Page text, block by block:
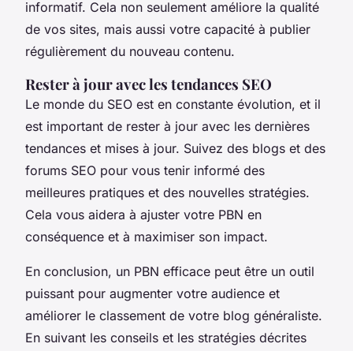
informatif. Cela non seulement améliore la qualité
de vos sites, mais aussi votre capacité à publier
régulièrement du nouveau contenu.
Rester à jour avec les tendances SEO
Le monde du SEO est en constante évolution, et il
est important de rester à jour avec les dernières
tendances et mises à jour. Suivez des blogs et des
forums SEO pour vous tenir informé des
meilleures pratiques et des nouvelles stratégies.
Cela vous aidera à ajuster votre PBN en
conséquence et à maximiser son impact.
En conclusion, un PBN efficace peut être un outil
puissant pour augmenter votre audience et
améliorer le classement de votre blog généraliste.
En suivant les conseils et les stratégies décrites